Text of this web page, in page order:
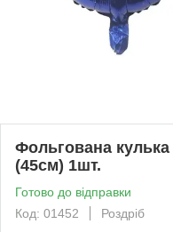
Фольгована
(45см) 1шт.
Готово до відправки
Код: 01452
Роздріб